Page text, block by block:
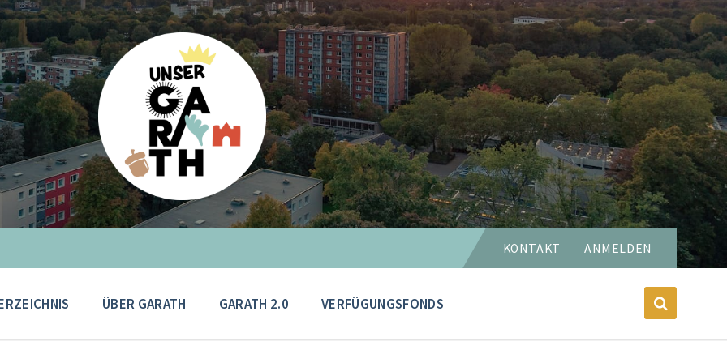
Sprache
wählen:KONTAKT ANMELDEN
ÜBER GARATH GARATH 2.0 VERFÜGUNGSFONDS